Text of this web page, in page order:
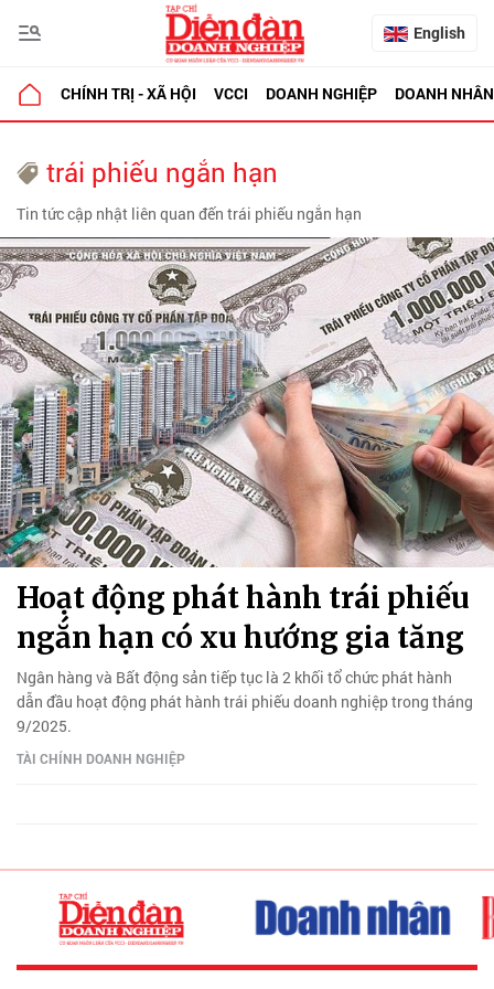
English
CHÍNH TRỊ - XÃ HỘI VCCI DOANH NGHIỆP DOANH NHÂN
trái phiếu ngắn hạn
Tin tức cập nhật liên quan đến trái phiếu ngắn hạn
Hoạt động phát hành trái phiếu
ngắn hạn có xu hướng gia tăng
Ngân hàng và Bất động sản tiếp tục là 2 khối tổ chức phát hành
dẫn đầu hoạt động phát hành trái phiếu doanh nghiệp trong tháng
9/2025.
TÀI CHÍNH DOANH NGHIỆP